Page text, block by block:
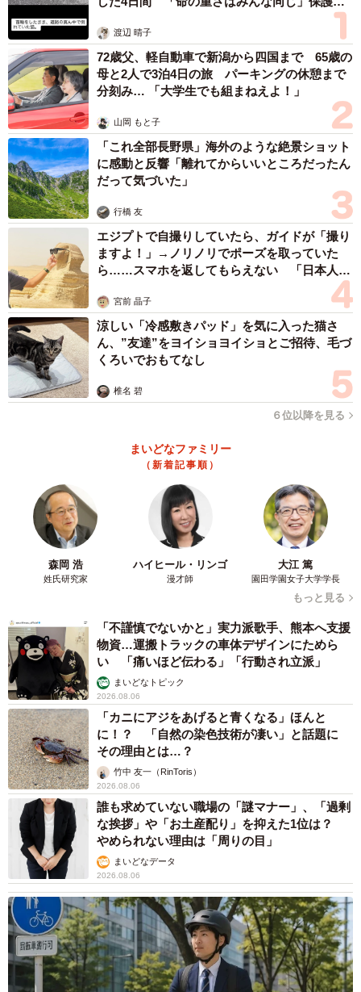
「連絡したらすぐ来る」（10.3％）、「自己中心的」
（6.8%）、「サバサバしている」「優しい」「寂しがり
屋」（いずれも2.1％）といった回答が上位に挙げられたそ
うです。
6/6
都合のいい女性が自分の元を去っていったとき（別れを告げられたと
最後に、「都合のいい女性が自分の元を去っていったとき
か」と聞いたところ、「寂しい気持ちになる」（43％）、
「すっきりする」（17％）、「イライラする」（13％）と
いう結果となり、女性との別れは寂しいと思う男性が多い
ことがうかがえたといいます。
渡辺 晴子
72歳父、軽自動車で新潟から四国まで 65歳の
母と2人で3泊4日の旅 パーキングの休憩まで
分刻み… 「大学生でも組まねえよ！」
山岡 もと子
「これ全部長野県」海外のような絶景ショット
に感動と反響「離れてからいいところだったん
だって気づいた」
行橋 友
エジプトで自撮りしていたら、ガイドが「撮り
ますよ！」→ノリノリでポーズを取っていた
ら……スマホを返してもらえない 「日本人は
カモ代表かも」「私は6時間で3万円払った」
宮前 晶子
涼しい「冷感敷きパッド」を気に入った猫さ
ん、”友達”をヨイショヨイショとご招待、毛づ
くろいでおもてなし
椎名 碧
６位以降を見る
まいどなファミリー
（新着記事順）
森岡 浩
姓氏研究家
ハイヒール・リンゴ
漫才師
大江 篤
園田学園女子大学学長
もっと見る
「不謹慎でないかと」実力派歌手、熊本へ支援
物資…運搬トラックの車体デザインにためら
い 「痛いほど伝わる」「行動され立派」
まいどなトピック
2026.08.06
「カニにアジをあげると青くなる」ほんと
に！？ 「自然の染色技術が凄い」と話題に
その理由とは…？
竹中 友一（RinToris）
2026.08.06
誰も求めていない職場の「謎マナー」、「過剰
な挨拶」や「お土産配り」を抑えた1位は？
やめられない理由は「周りの目」
まいどなデータ
2026.08.06